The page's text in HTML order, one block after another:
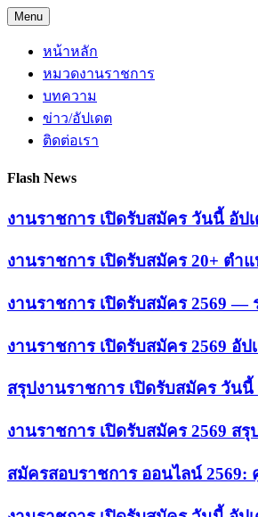
Skip
to
content
Menu
หน้าหลัก
หมวดงานราชการ
บทความ
ข่าว/อัปเดต
ติดต่อเรา
Flash News
งานราชการ เปิดรับสมัคร วันนี้ อัป
งานราชการ เปิดรับสมัคร 20+ ตำ
งานราชการ เปิดรับสมัคร 2569
งานราชการ เปิดรับสมัคร 2569 อัป
สรุปงานราชการ เปิดรับสมัคร วันนี้
งานราชการ เปิดรับสมัคร 2569 ส
สมัครสอบราชการ ออนไลน์